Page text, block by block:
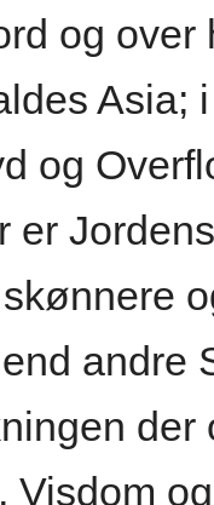
og
Asia;
og
er
andre
Visdom